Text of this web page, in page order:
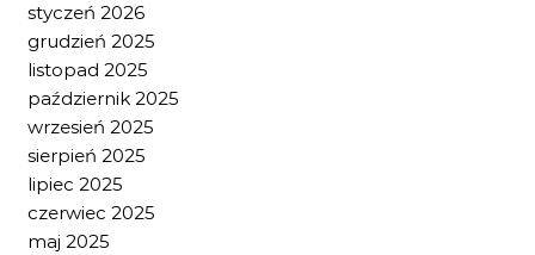
styczeń 2026
grudzień 2025
listopad 2025
październik 2025
wrzesień 2025
sierpień 2025
lipiec 2025
czerwiec 2025
maj 2025